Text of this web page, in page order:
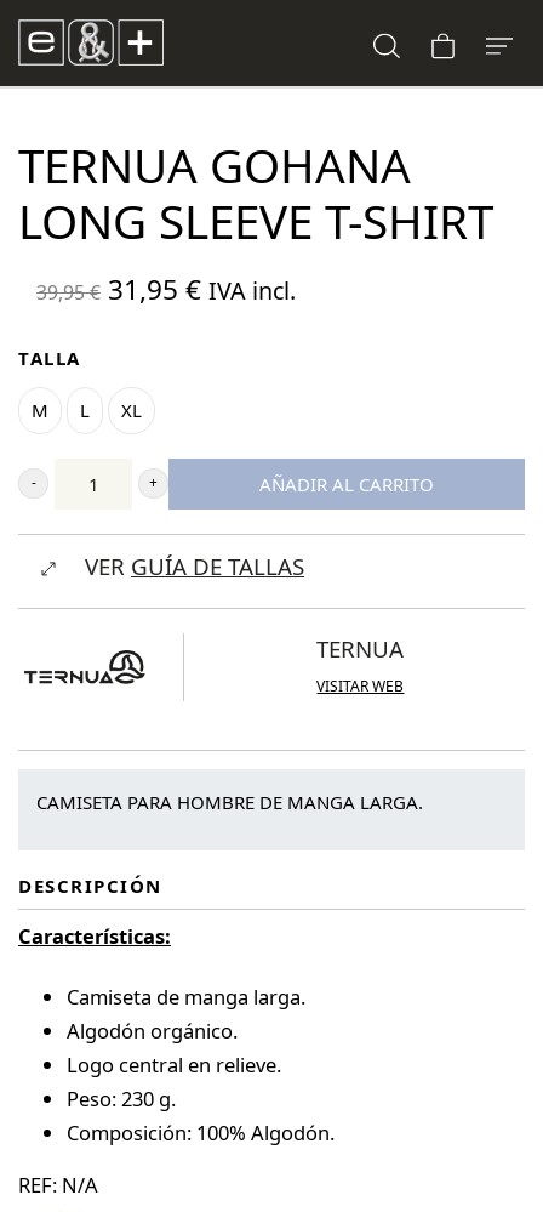
TERNUA GOHANA
LONG SLEEVE T-SHIRT
39,95€ El
era:
39,95 €.
31,95 €El
IVA incl.
TALLA
M L XL
Ternua
Gohana
Long
Shirt
AÑADIR AL CARRITO
VER GUÍA DE TALLAS
TERNUA
VISITAR WEB
CAMISETA PARA HOMBRE DE MANGA LARGA.
DESCRIPCIÓN
Características:
Camiseta de manga larga.
Algodón orgánico.
Logo central en relieve.
Peso: 230 g.
Composición: 100% Algodón.
REF: N/A